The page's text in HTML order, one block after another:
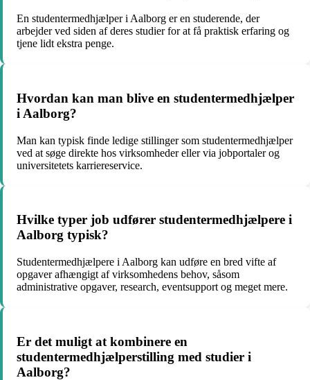
En studentermedhjælper i Aalborg er en studerende, der
arbejder ved siden af deres studier for at få praktisk erfaring og
tjene lidt ekstra penge.
Hvordan kan man blive en studentermedhjælper
i Aalborg?
Man kan typisk finde ledige stillinger som studentermedhjælper
ved at søge direkte hos virksomheder eller via jobportaler og
universitetets karriereservice.
Hvilke typer job udfører studentermedhjælpere i
Aalborg typisk?
Studentermedhjælpere i Aalborg kan udføre en bred vifte af
opgaver afhængigt af virksomhedens behov, såsom
administrative opgaver, research, eventsupport og meget mere.
Er det muligt at kombinere en
studentermedhjælperstilling med studier i
Aalborg?